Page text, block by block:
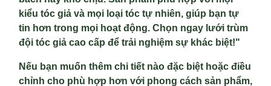
kiểu tóc giả và mọi loại tóc tự nhiên, giúp bạn tự
tin hơn trong mọi hoạt động. Chọn ngay lưới trùm
đội tóc giả cao cấp để trải nghiệm sự khác biệt!"
Nếu bạn muốn thêm chi tiết nào đặc biệt hoặc điều
chỉnh cho phù hợp hơn với phong cách sản phẩm,